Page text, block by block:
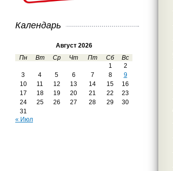
Календарь
Август 2026
Пн
Вт Ср Чт Пт Сб
Вс
1
2
3
4 5 6 7 8
9
10
11 12 13 14 15
16
17
18 19 20 21 22
23
24
25 26 27 28 29
30
31
« Июл